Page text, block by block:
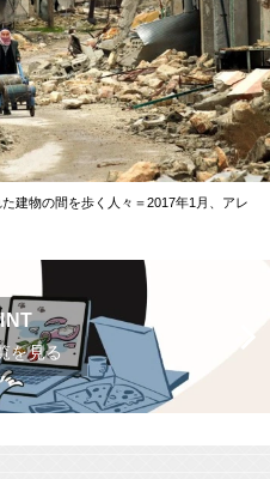
建物の間を歩く人々＝2017年1月、アレ
を見る